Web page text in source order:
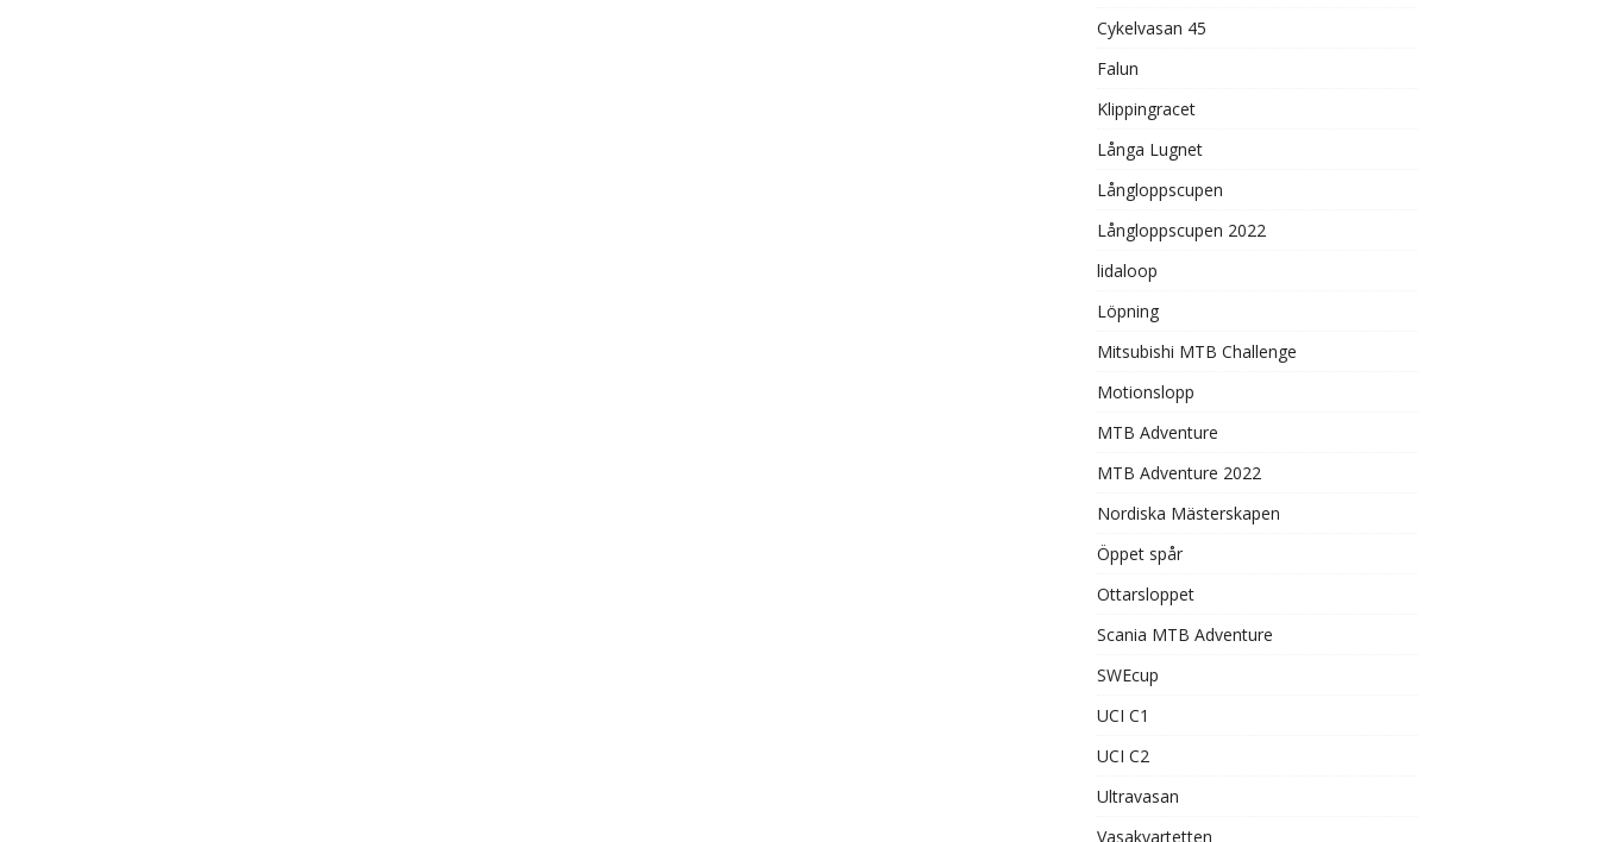
Cykelvasan 45
Falun
Klippingracet
Långa Lugnet
Långloppscupen
Långloppscupen 2022
lidaloop
Löpning
Mitsubishi MTB Challenge
Motionslopp
MTB Adventure
MTB Adventure 2022
Nordiska Mästerskapen
Öppet spår
Ottarsloppet
Scania MTB Adventure
SWEcup
UCI C1
UCI C2
Ultravasan
Vasakvartetten